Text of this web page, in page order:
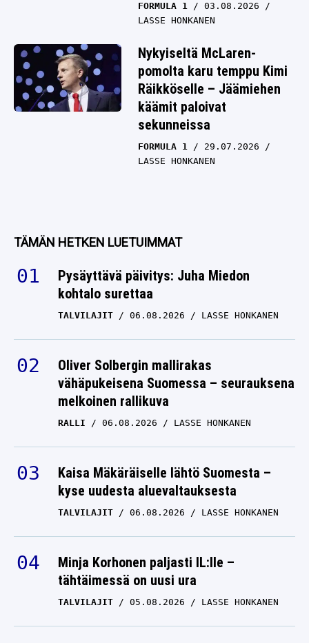
FORMULA 1
03.08.2026
LASSE HONKANEN
Nykyiseltä McLaren-
pomolta karu temppu Kimi
Räikköselle – Jäämiehen
käämit paloivat
sekunneissa
FORMULA 1
29.07.2026
LASSE HONKANEN
TÄMÄN HETKEN LUETUIMMAT
Pysäyttävä päivitys: Juha Miedon
kohtalo surettaa
TALVILAJIT 06.08.2026 LASSE HONKANEN
Oliver Solbergin mallirakas
vähäpukeisena Suomessa – seurauksena
melkoinen rallikuva
RALLI 06.08.2026 LASSE HONKANEN
Kaisa Mäkäräiselle lähtö Suomesta –
kyse uudesta aluevaltauksesta
TALVILAJIT 06.08.2026 LASSE HONKANEN
Minja Korhonen paljasti IL:lle –
tähtäimessä on uusi ura
TALVILAJIT 05.08.2026 LASSE HONKANEN